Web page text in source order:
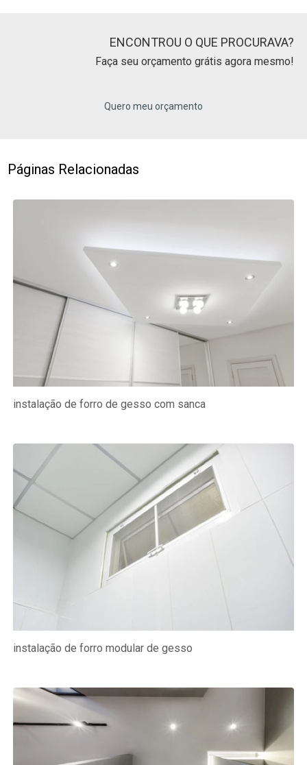
ENCONTROU O QUE PROCURAVA?
Faça seu orçamento grátis agora mesmo!
Quero meu orçamento
Páginas Relacionadas
instalação de forro de gesso com sanca
instalação de forro modular de gesso